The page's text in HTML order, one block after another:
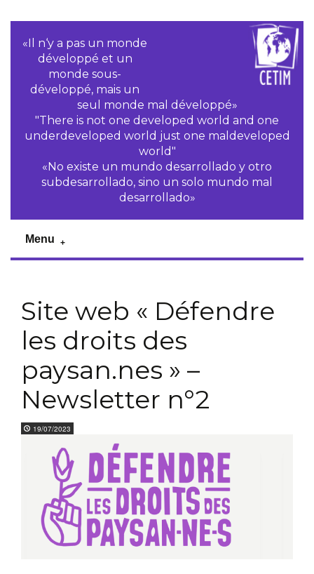
«Il n‘y a pas un monde
développé et un
monde sous-
développé, mais un
seul monde mal développé»
"There is not one developed world and one
underdeveloped world just one maldeveloped
world"
«No existe un mundo desarrollado y otro
subdesarrollado, sino un solo mundo mal
desarrollado»
Menu
Site web « Défendre
les droits des
paysan.nes » –
Newsletter n°2
19/07/2023